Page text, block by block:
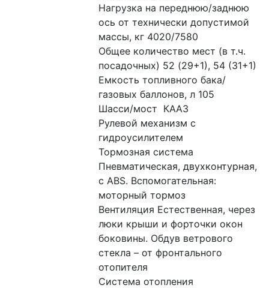
Нагрузка на переднюю/заднюю
ось от технически допустимой
массы, кг 4020/7580
Общее количество мест (в т.ч.
посадочных) 52 (29+1), 54 (31+1)
Емкость топливного бака/
газовых баллонов, л 105
Шасси/мост  КААЗ
Рулевой механизм с
гидроусилителем
Тормозная система
Пневматическая, двухконтурная,
с ABS. Вспомогательная:
моторный тормоз
Вентиляция Естественная, через
люки крыши и форточки окон
боковины. Обдув ветрового
стекла – от фронтального
отопителя
Система отопления